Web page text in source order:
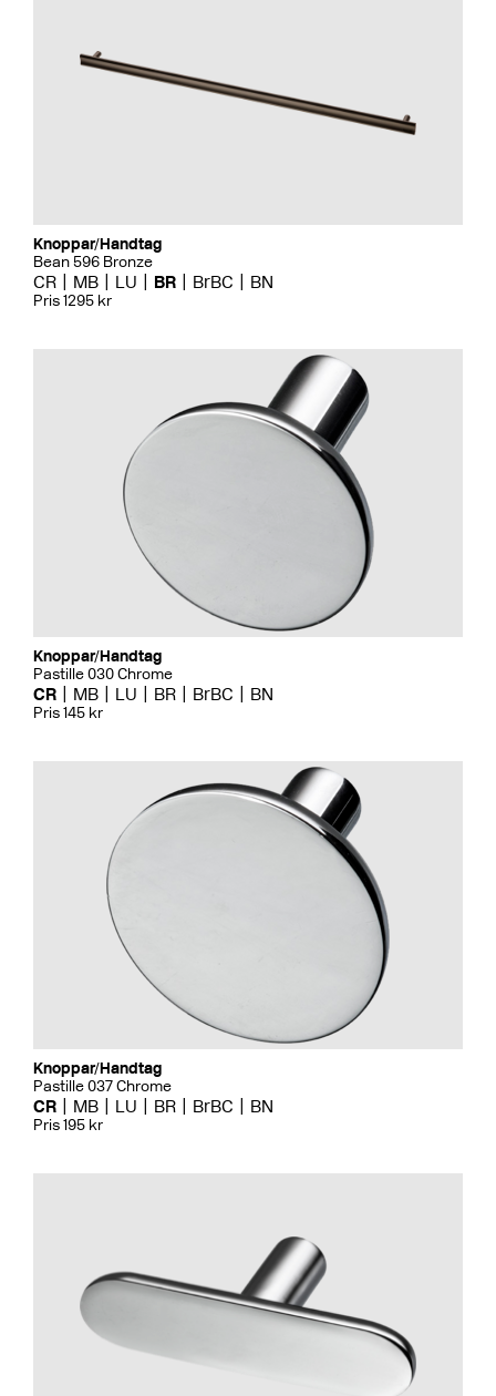
Knoppar/Handtag
Bean 596 Bronze
CR MB LU BR BrBC BN
Pris 1295 kr
Knoppar/Handtag
Pastille 030 Chrome
CR MB LU BR BrBC BN
Pris 145 kr
Knoppar/Handtag
Pastille 037 Chrome
CR MB LU BR BrBC BN
Pris 195 kr